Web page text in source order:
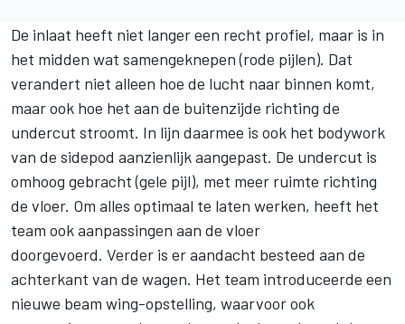
De inlaat heeft niet langer een recht profiel, maar is in
het midden wat samengeknepen (rode pijlen). Dat
verandert niet alleen hoe de lucht naar binnen komt,
maar ook hoe het aan de buitenzijde richting de
undercut stroomt. In lijn daarmee is ook het bodywork
van de sidepod aanzienlijk aangepast. De undercut is
omhoog gebracht (gele pijl), met meer ruimte richting
de vloer. Om alles optimaal te laten werken, heeft het
team ook aanpassingen aan de vloer
doorgevoerd. Verder is er aandacht besteed aan de
achterkant van de wagen. Het team introduceerde een
nieuwe beam wing-opstelling, waarvoor ook